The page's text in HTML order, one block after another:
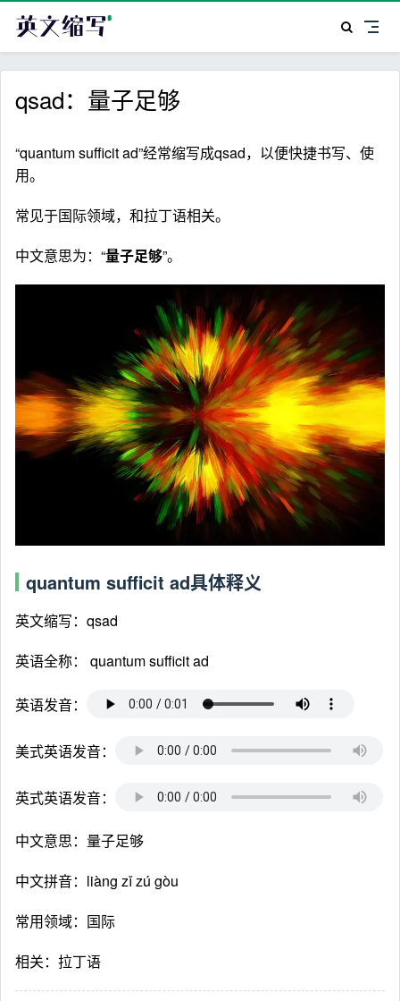
qsad：量子足够
“quantum sufficit ad”经常缩写成qsad，以便快捷书写、使
用。
常见于国际领域，和拉丁语相关。
中文意思为：“量子足够”。
quantum sufficit ad具体释义
英文缩写：qsad
英语全称： quantum sufficit ad
英语发音：
美式英语发音：
英式英语发音：
中文意思：量子足够
中文拼音：liàng zǐ zú gòu
常用领域：国际
相关：拉丁语